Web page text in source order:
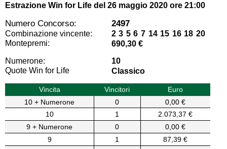
Estrazione Win for Life del 26 maggio 2020 ore 21:00
Numero Concorso: 2497
Combinazione vincente:
2 3 5 6 7 14 15 16 18 20
Montepremi:
690,30 €
Numerone:
10
Quote Win for Life
Classico
Vincita Vincitori
Euro
10 + Numerone
0
0,00 €
10
1
2.073,37 €
9 + Numerone
0
0,00 €
9
1
87,39 €